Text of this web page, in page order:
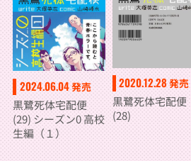
2024.06.04発売
黒鷺死体宅配便
(29) シーズン0 高校
生編（１）
2020.12.28 発売
黒鷺死体宅配便
(28)